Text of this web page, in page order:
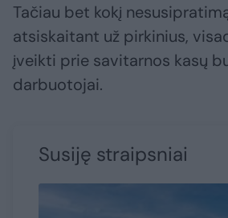
Tačiau bet kokį
atsiskaitant už pirkinius,
įveikti prie savitarnos kasų
darbuotojai.
Susiję straipsniai